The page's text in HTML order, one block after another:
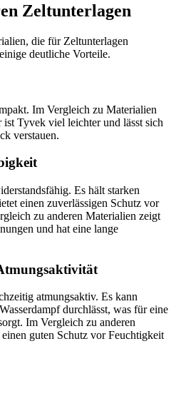
Zeltunterlagen
die für Zeltunterlagen
deutliche Vorteile.
Im Vergleich zu Materialien
Tyvek viel leichter und lässt sich
verstauen.
Es hält starken
einen zuverlässigen Schutz vor
zu anderen Materialien zeigt
und hat eine lange
atmungsaktiv. Es kann
durchlässt, was für eine
Im Vergleich zu anderen
guten Schutz vor Feuchtigkeit